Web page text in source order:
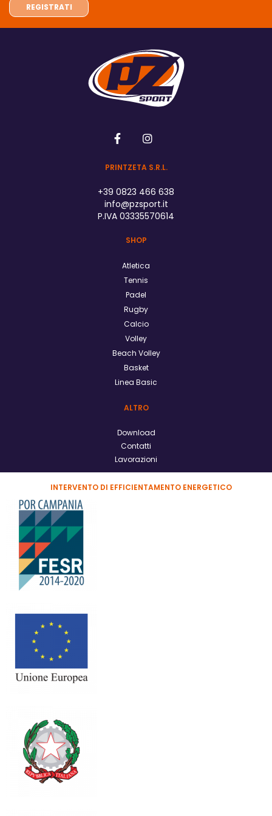
PRINTZETA S.R.L.
+39 0823 466 638
info@pzsport.it
P.IVA 03335570614
SHOP
Atletica
Tennis
Padel
Rugby
Calcio
Volley
Beach Volley
Basket
Linea Basic
ALTRO
Download
Contatti
Lavorazioni
INTERVENTO DI EFFICIENTAMENTO ENERGETICO